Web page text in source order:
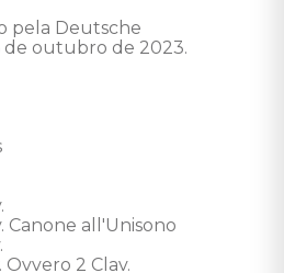
pela Deutsche
de outubro de 2023.
Canone all'Unisono
Ovvero 2 Clav.